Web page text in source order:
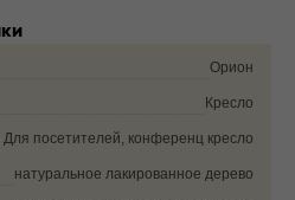
Орион
Кресло
посетителей, конференц кресло
натуральное лакированное дерево